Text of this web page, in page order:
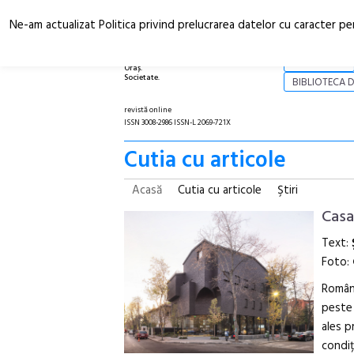
Oraș.
Societate.
BIBLIOTECA
revistă online
ISSN 3008-2986 ISSN-L 2069-721X
Cutia cu articole
Acasă Cutia cu articole Ştiri
Text:
Foto:
peste
ales
Ne-am actualizat Politica privind prelucrarea datelor cu caracter